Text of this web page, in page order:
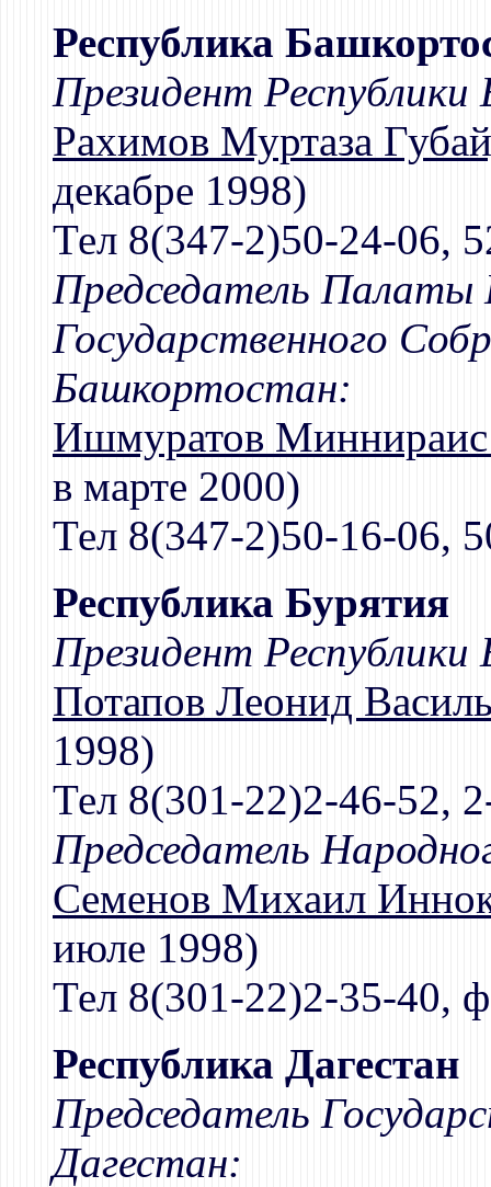
Республика
Президент
Рахимов Муртаза
декабре 1998)
Тел 8(347-2)50-24-06,
Председатель Палаты
Государственного
Башкортостан:
Ишмуратов
в марте 2000)
Тел 8(347-2)50-16-06,
Республика Бурятия
Президент Республики
Потапов Леонид
1998)
Тел 8(301-22)2-46-52,
Председатель
Семенов Михаил
июле 1998)
Тел 8(301-22)2-35-40,
Республика Дагестан
Председатель
Дагестан: